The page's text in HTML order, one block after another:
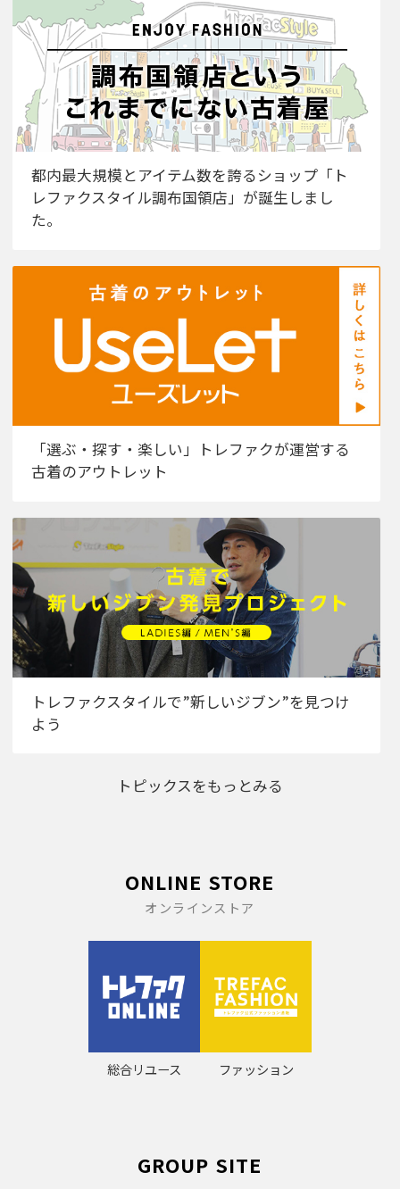
都内最大規模とアイテム数を誇るショップ「ト
レファクスタイル調布国領店」が誕生しまし
た。
「選ぶ・探す・楽しい」トレファクが運営する
古着のアウトレット
トレファクスタイルで”新しいジブン”を見つけ
よう
トピックスをもっとみる
ONLINE STORE
オンラインストア
総合リユース ファッション
GROUP SITE